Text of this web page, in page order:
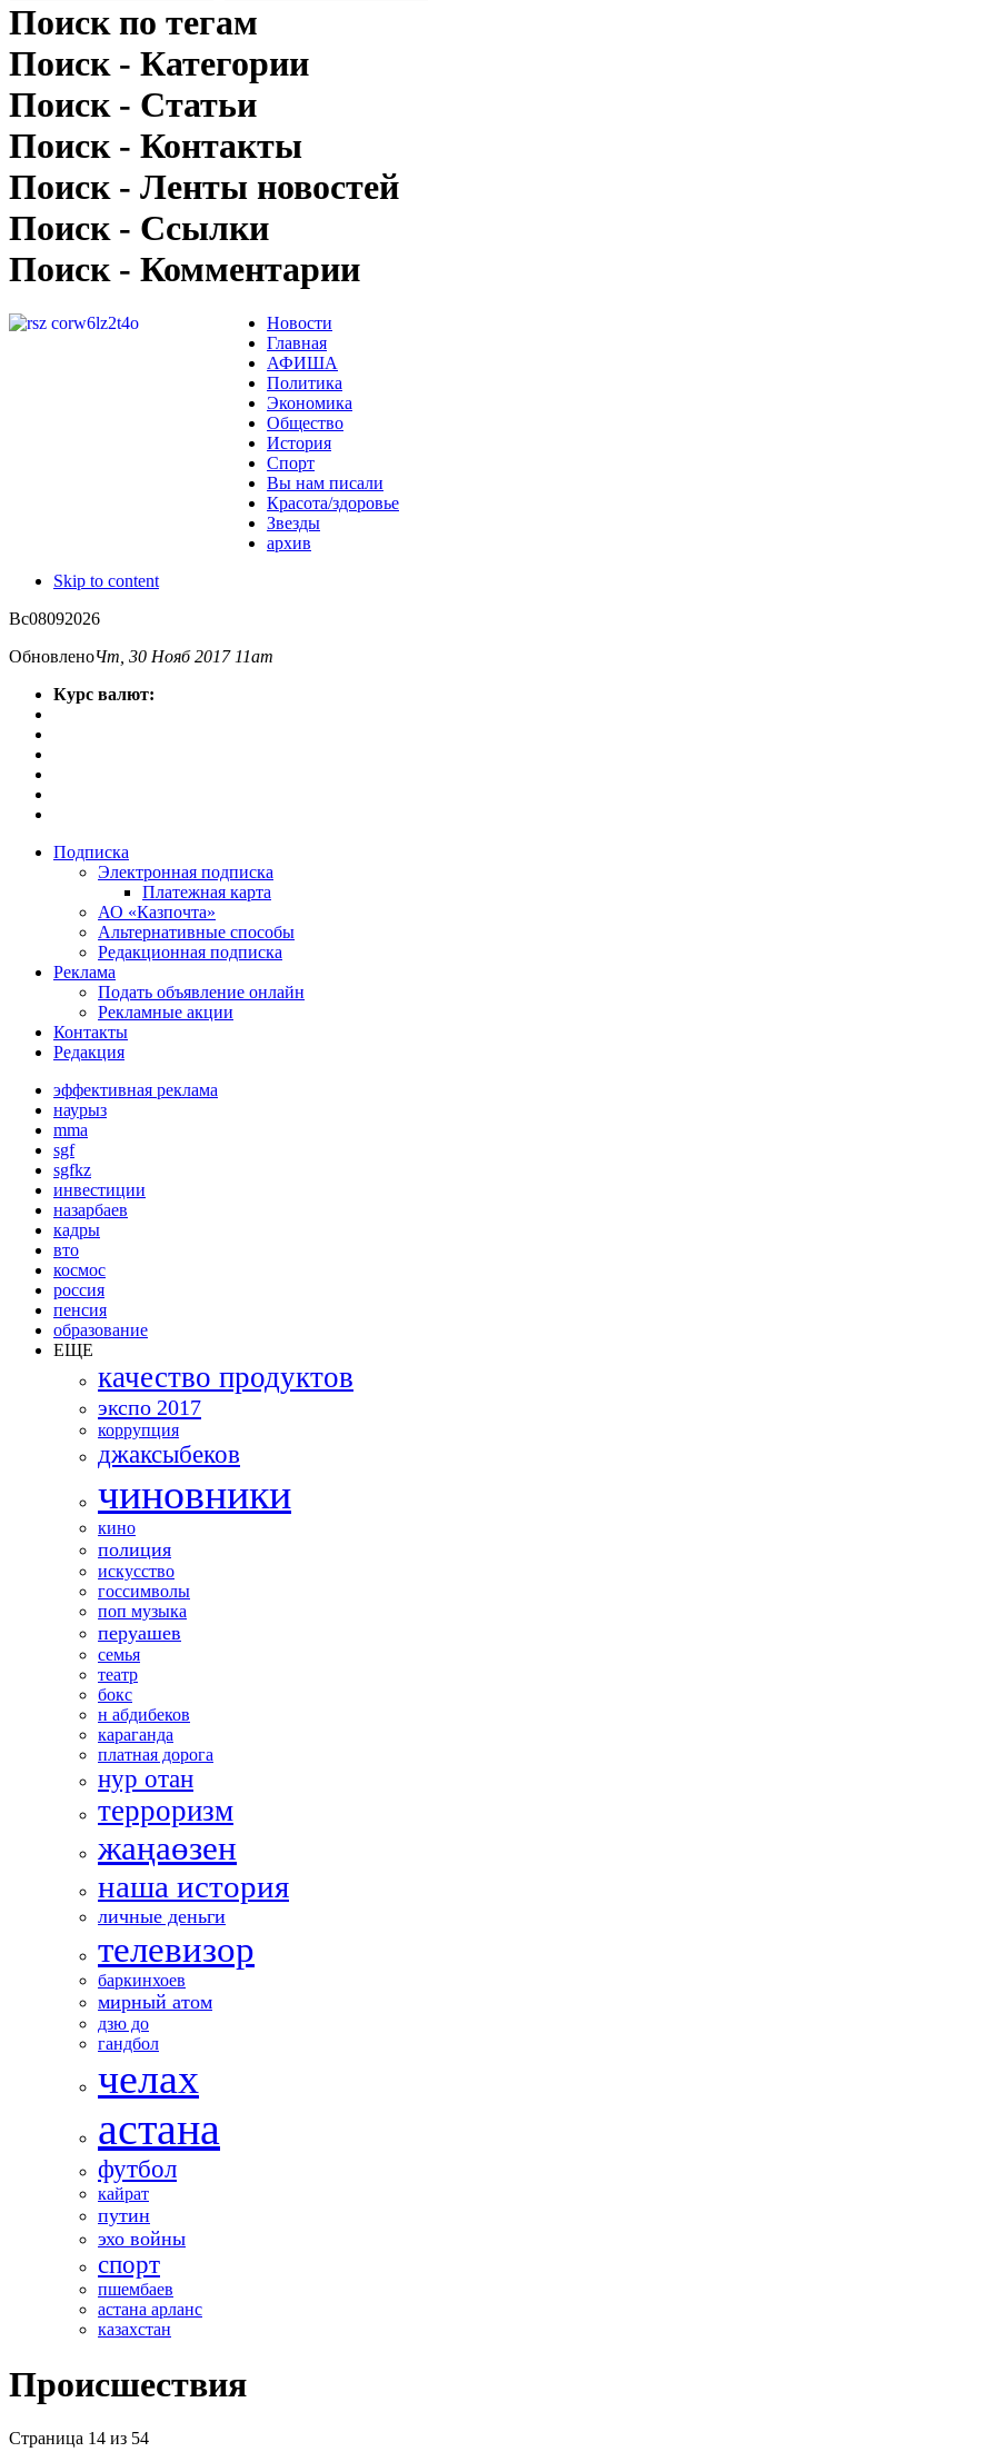
Поиск по тегам
Поиск - Категории
Поиск - Статьи
Поиск - Контакты
Поиск - Ленты новостей
Поиск - Ссылки
Поиск - Комментарии
Новости
Главная
АФИША
Политика
Экономика
Общество
История
Спорт
Вы нам писали
Красота/здоровье
Звезды
архив
Skip to content
Вс08092026
ОбновленоЧт, 30 Нояб 2017 11am
Курс валют:
Подписка
Электронная подписка
Платежная карта
АО «Казпочта»
Альтернативные способы
Редакционная подписка
Реклама
Подать объявление онлайн
Рекламные акции
Контакты
Редакция
эффективная реклама
наурыз
mma
sgf
sgfkz
инвестиции
назарбаев
кадры
вто
космос
россия
пенсия
образование
ЕЩЕ
качество продуктов
экспо 2017
коррупция
джаксыбеков
чиновники
кино
полиция
искусство
госсимволы
поп музыка
перуашев
семья
театр
бокс
н абдибеков
караганда
платная дорога
нур отан
терроризм
жаңаөзен
наша история
личные деньги
телевизор
баркинхоев
мирный атом
дзю до
гандбол
челах
астана
футбол
кайрат
путин
эхо войны
спорт
пшембаев
астана арланс
казахстан
Происшествия
Страница 14 из 54